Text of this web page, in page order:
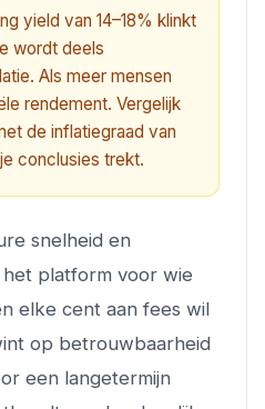
yield van 14–18% klinkt
wordt deels
Als meer mensen
rendement. Vergelijk
de inflatiegraad van
conclusies trekt.
snelheid en
platform voor wie
elke cent aan fees wil
op betrouwbaarheid
een langetermijn